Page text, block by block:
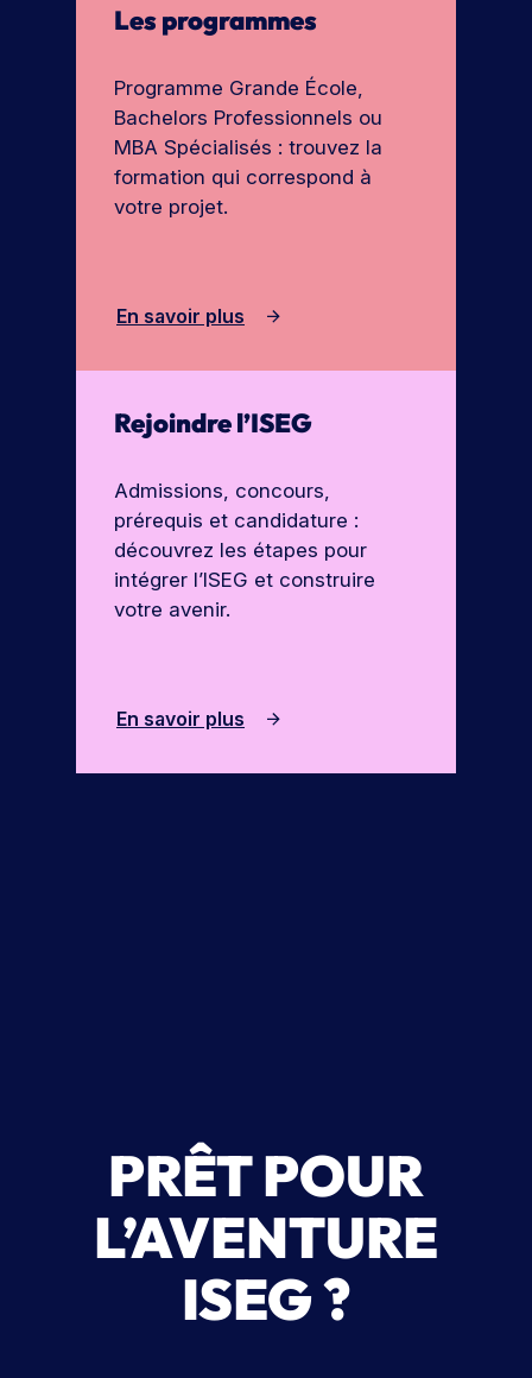
Les programmes
Programme Grande École,
Bachelors Professionnels ou
MBA Spécialisés : trouvez la
formation qui correspond à
votre projet.
En savoir plus
Rejoindre l’ISEG
Admissions, concours,
prérequis et candidature :
découvrez les étapes pour
intégrer l’ISEG et construire
votre avenir.
En savoir plus
PRÊT POUR
L’AVENTURE
ISEG ?